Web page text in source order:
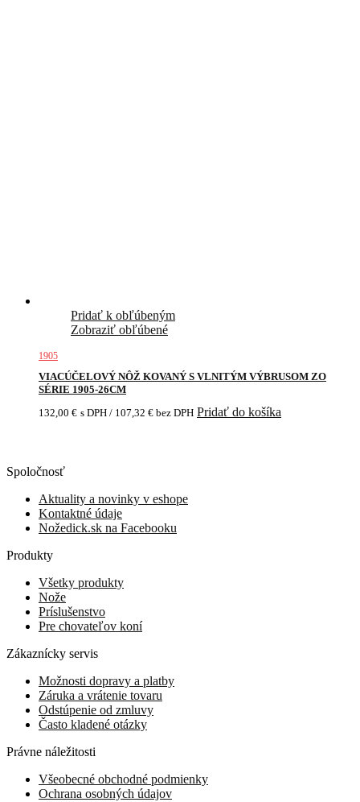
Pridať k obľúbeným
Zobraziť obľúbené
1905
VIACÚČELOVÝ NÔŽ KOVANÝ S VLNITÝM VÝBRUSOM ZO
SÉRIE 1905-26CM
132,00 € s DPH / 107,32 € bez DPH Pridať do košíka
Spoločnosť
Aktuality a novinky v eshope
Kontaktné údaje
Nožedick.sk na Facebooku
Produkty
Všetky produkty
Nože
Príslušenstvo
Pre chovateľov koní
Zákaznícky servis
Možnosti dopravy a platby
Záruka a vrátenie tovaru
Odstúpenie od zmluvy
Často kladené otázky
Právne náležitosti
Všeobecné obchodné podmienky
Ochrana osobných údajov